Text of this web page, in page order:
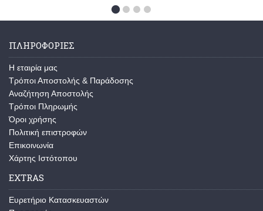
ΠΛΗΡΟΦΟΡΊΕΣ
Η εταιρία μας
Τρόποι Αποστολής & Παράδοσης
Αναζήτηση Αποστολής
Τρόποι Πληρωμής
Όροι χρήσης
Πολιτική επιστροφών
Επικοινωνία
Χάρτης Ιστότοπου
EXTRAS
Ευρετήριο Κατασκευαστών